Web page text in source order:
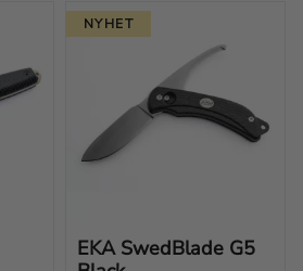
EKA SwedBlade G5
NYHET